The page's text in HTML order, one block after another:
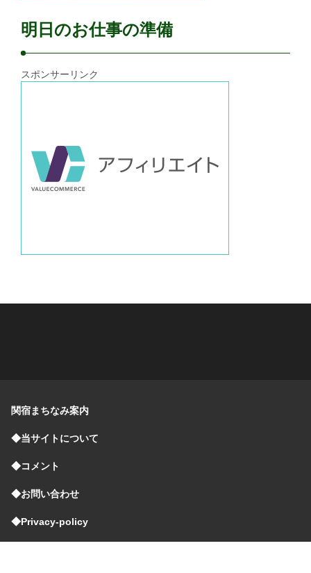
明日のお仕事の準備
スポンサーリンク
関宿まちなみ案内
◆当サイトについて
◆コメント
◆お問い合わせ
◆Privacy-policy